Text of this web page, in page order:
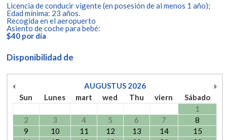
Licencia de conducir vigente (en posesión de al menos 1 año);
Edad mínima: 23 años.
Recogida en el aeropuerto
Asiento de coche para bebé:
$40 por día
Disponibilidad de
AUGUSTUS 2026
Sun
Lunes mart wed Thu viern
Sábado
1
2
3 4 5 6 7
8
9
10 11 12 13 14
15